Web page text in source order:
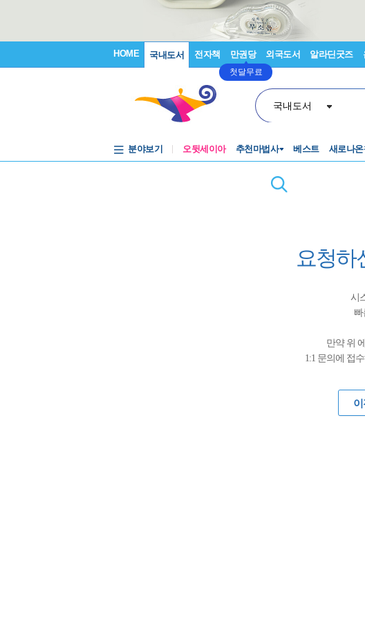
HOME 국내도서 전자책 만권당
첫달무료
외국도서 알라딘굿즈
국내도서
분야보기 오뒷세이아 추천마법사 베스트 새로나온
요청하
시
만약 위
1:1 문의에 접